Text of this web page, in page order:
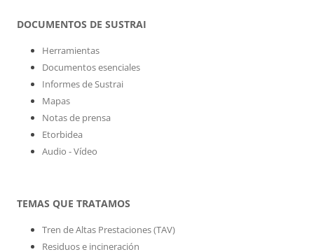
DOCUMENTOS DE SUSTRAI
Herramientas
Documentos esenciales
Informes de Sustrai
Mapas
Notas de prensa
Etorbidea
Audio - Vídeo
TEMAS QUE TRATAMOS
Tren de Altas Prestaciones (TAV)
Residuos e incineración